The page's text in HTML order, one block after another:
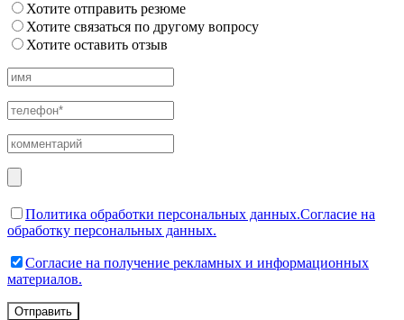
Хотите отправить резюме
Хотите связаться по другому вопросу
Хотите оставить отзыв
Политика обработки персональных данных.Согласие на
обработку персональных данных.
Согласие на получение рекламных и информационных
материалов.
Отправить